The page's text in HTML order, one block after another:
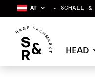
AT SCHALL &
HEAD